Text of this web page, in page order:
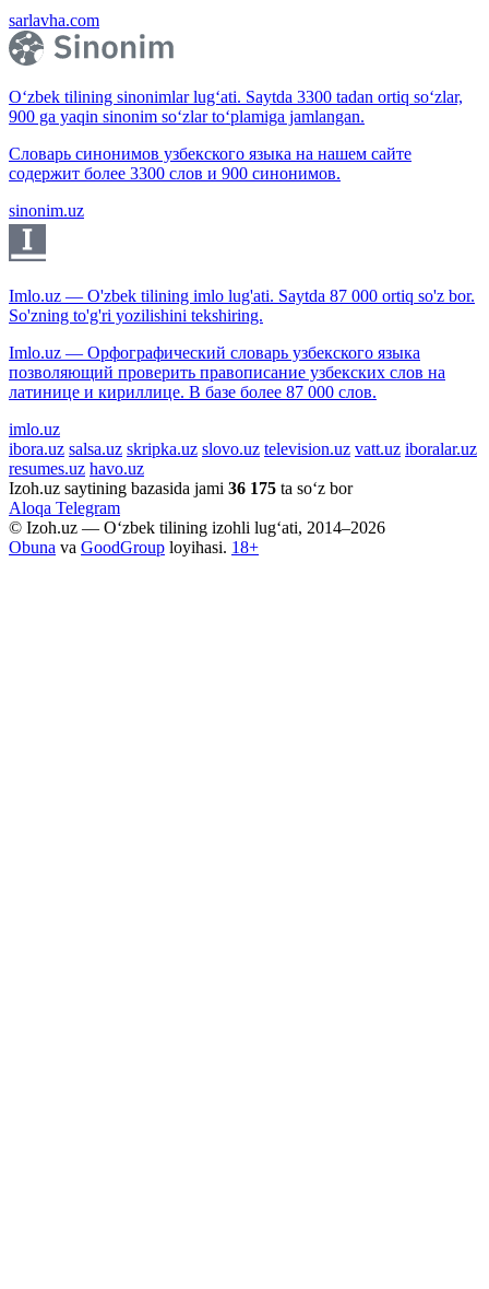
sarlavha.com
O‘zbek tilining sinonimlar lug‘ati. Saytda 3300 tadan ortiq so‘zlar,
900 ga yaqin sinonim so‘zlar to‘plamiga jamlangan.
Словарь синонимов узбекского языка на нашем сайте
содержит более 3300 слов и 900 синонимов.
sinonim.uz
Imlo.uz — O'zbek tilining imlo lug'ati. Saytda 87 000 ortiq so'z bor.
So'zning to'g'ri yozilishini tekshiring.
Imlo.uz — Орфографический словарь узбекского языка
позволяющий проверить правописание узбекских слов на
латинице и кириллице. В базе более 87 000 слов.
imlo.uz
ibora.uz salsa.uz skripka.uz slovo.uz television.uz vatt.uz iboralar.uz
resumes.uz havo.uz
Izoh.uz saytining bazasida jami 36 175 ta so‘z bor
Aloqa Telegram
© Izoh.uz — O‘zbek tilining izohli lug‘ati, 2014–2026
Obuna va GoodGroup loyihasi. 18+